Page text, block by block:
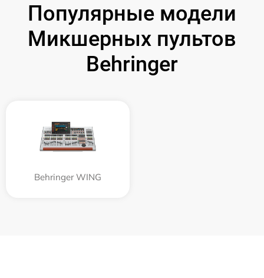
Популярные модели
Микшерных пультов
Behringer
Behringer WING